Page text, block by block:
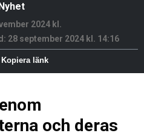
2024 kl.
28 september 2024 kl. 14:16
Kopiera länk
och deras